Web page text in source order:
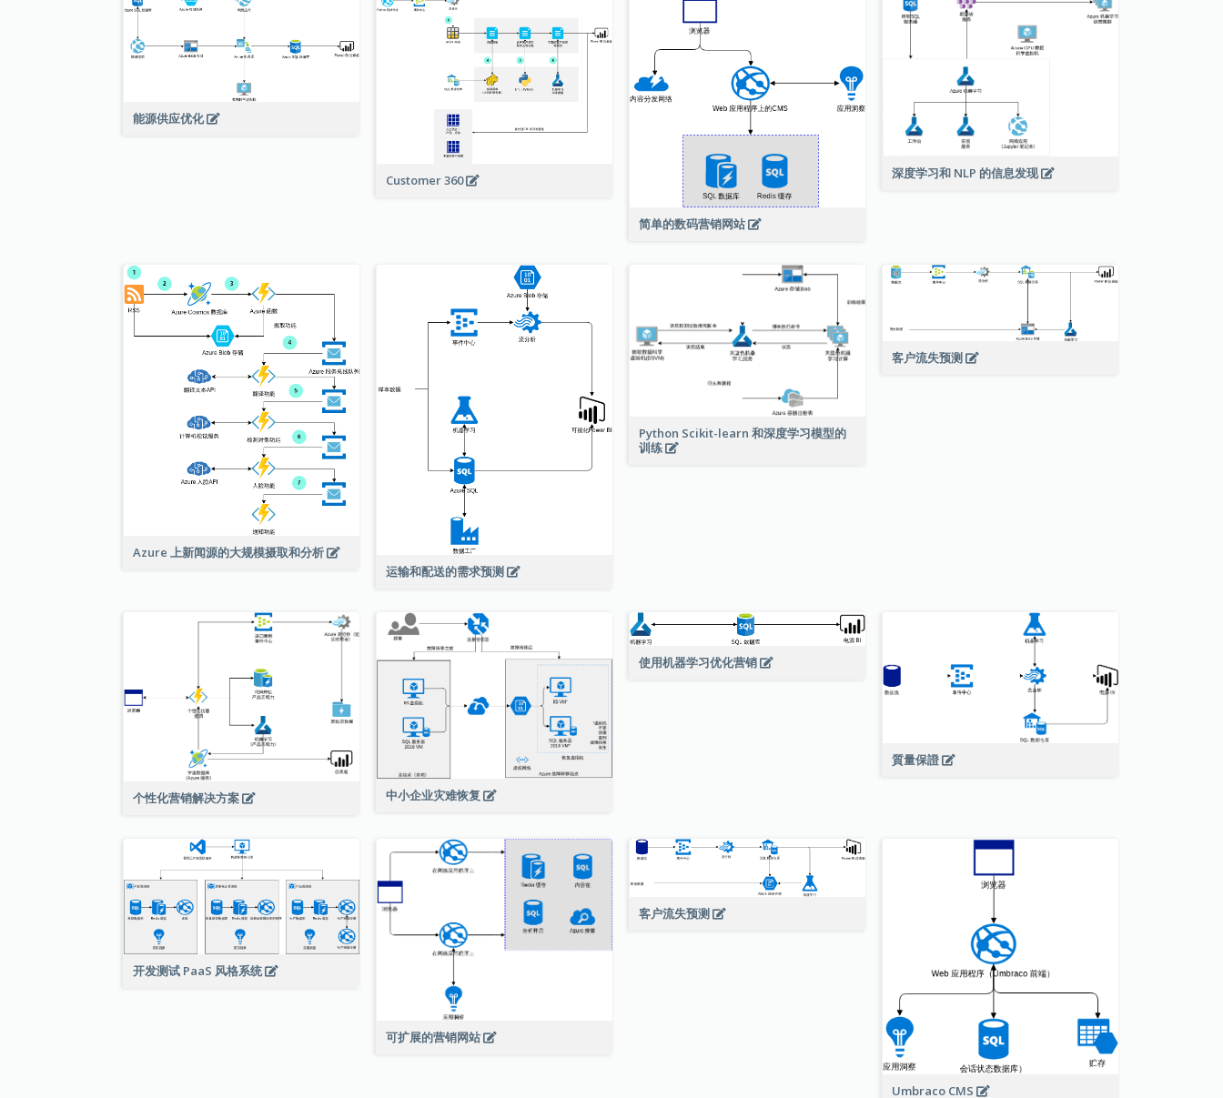
能源供应优化
Customer 360
简单的数码营销网站
深度学习和 NLP 的信息发现
Azure 上新闻源的大规模摄取和分析
运输和配送的需求预测
Python Scikit-learn 和深度学习模型的
训练
客户流失预测
个性化营销解决方案 中小企业灾难恢复
使用机器学习优化营销
質量保證
开发测试 PaaS 风格系统
可扩展的营销网站
客户流失预测
Umbraco CMS